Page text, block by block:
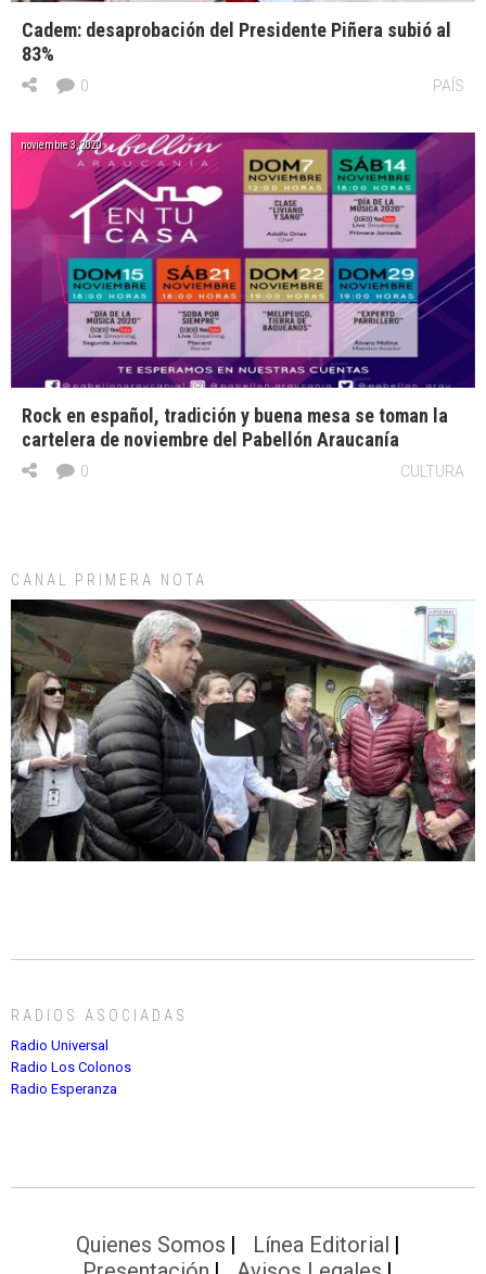
Cadem: desaprobación del Presidente Piñera subió al
83%
PAÍS
0
noviembre 3, 2020
Rock en español, tradición y buena mesa se toman la
cartelera de noviembre del Pabellón Araucanía
CULTURA
0
CANAL PRIMERA NOTA
RADIOS ASOCIADAS
Radio Universal
Radio Los Colonos
Radio Esperanza
Quienes Somos
Línea Editorial